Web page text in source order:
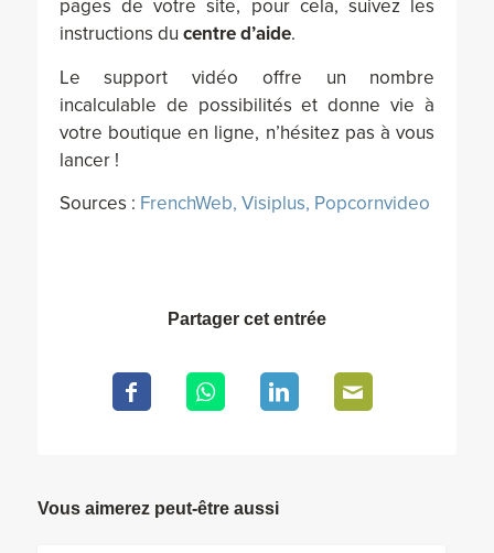
pages de votre site, pour cela, suivez les
instructions du centre d’aide.
Le support vidéo offre un nombre
incalculable de possibilités et donne vie à
votre boutique en ligne, n’hésitez pas à vous
lancer !
Sources : FrenchWeb, Visiplus, Popcornvideo
Partager cet entrée
Vous aimerez peut-être aussi